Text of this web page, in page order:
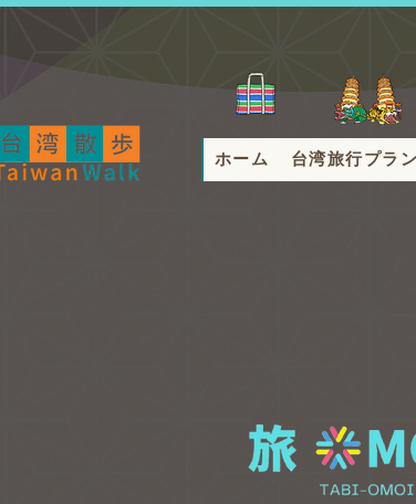
ホーム 台湾旅行プラン